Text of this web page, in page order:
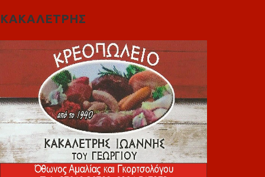
ΚΑΚΑΛΕΤΡΗΣ